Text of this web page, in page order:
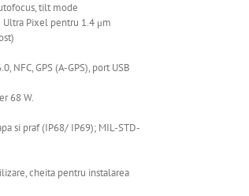
tilt mode
Pixel pentru 1.4 μm
GPS (A-GPS), port USB
68 W.
si praf (IP68/ IP69); MIL-STD-
cheita pentru instalarea